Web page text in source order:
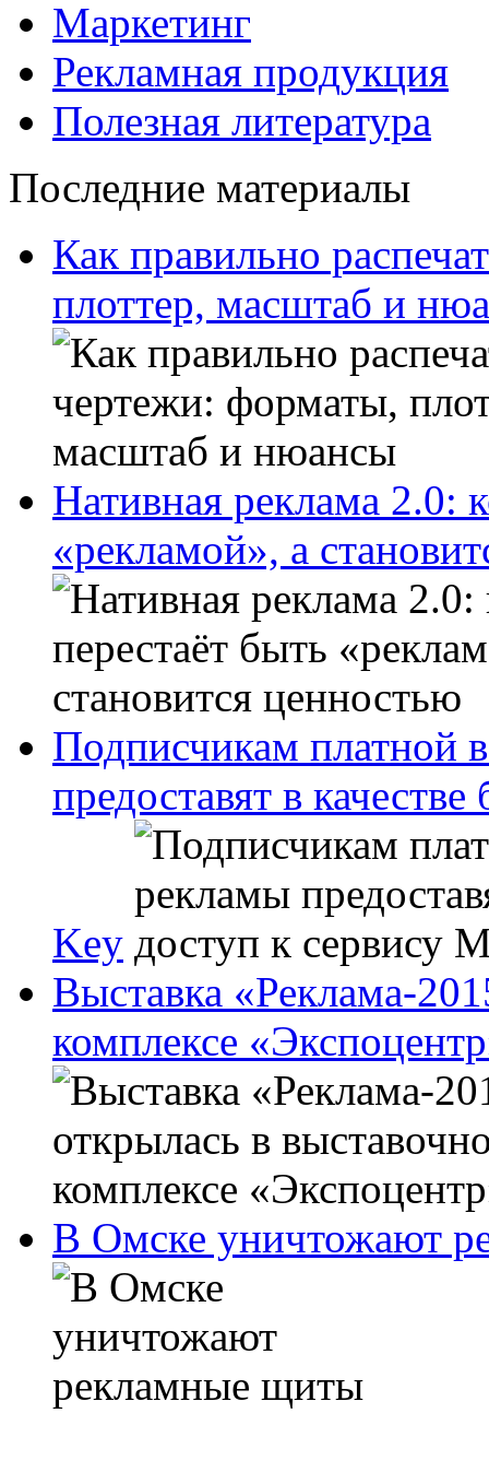
Маркетинг
Рекламная продукция
Полезная литература
Последние материалы
Как правильно
плоттер, масштаб и
Нативная реклама 2.0:
«рекламой», а
Подписчикам платной
предоставят в
Key
Выставка «Реклама-
комплексе
В Омске уничтожают